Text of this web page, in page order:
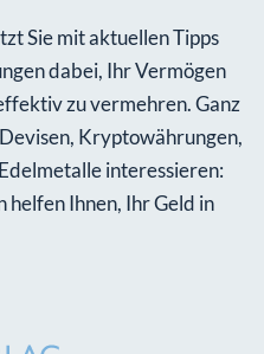
Sie mit aktuellen Tipps
dabei, Ihr Vermögen
zu vermehren. Ganz
Kryptowährungen,
interessieren:
Ihnen, Ihr Geld in